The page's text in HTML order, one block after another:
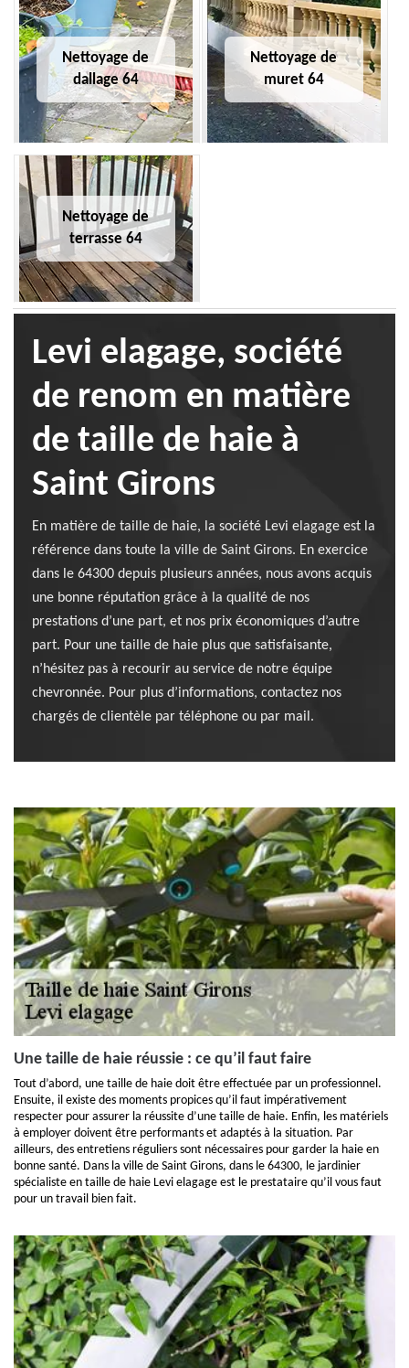
Nettoyage de
dallage 64
Nettoyage de
muret 64
Nettoyage de
terrasse 64
Levi elagage, société
de renom en matière
de taille de haie à
Saint Girons
En matière de taille de haie, la société Levi elagage est la
référence dans toute la ville de Saint Girons. En exercice
dans le 64300 depuis plusieurs années, nous avons acquis
une bonne réputation grâce à la qualité de nos
prestations d’une part, et nos prix économiques d’autre
part. Pour une taille de haie plus que satisfaisante,
n’hésitez pas à recourir au service de notre équipe
chevronnée. Pour plus d’informations, contactez nos
chargés de clientèle par téléphone ou par mail.
Une taille de haie réussie : ce qu’il faut faire
Tout d’abord, une taille de haie doit être effectuée par un professionnel.
Ensuite, il existe des moments propices qu’il faut impérativement
respecter pour assurer la réussite d’une taille de haie. Enfin, les matériels
à employer doivent être performants et adaptés à la situation. Par
ailleurs, des entretiens réguliers sont nécessaires pour garder la haie en
bonne santé. Dans la ville de Saint Girons, dans le 64300, le jardinier
spécialiste en taille de haie Levi elagage est le prestataire qu’il vous faut
pour un travail bien fait.